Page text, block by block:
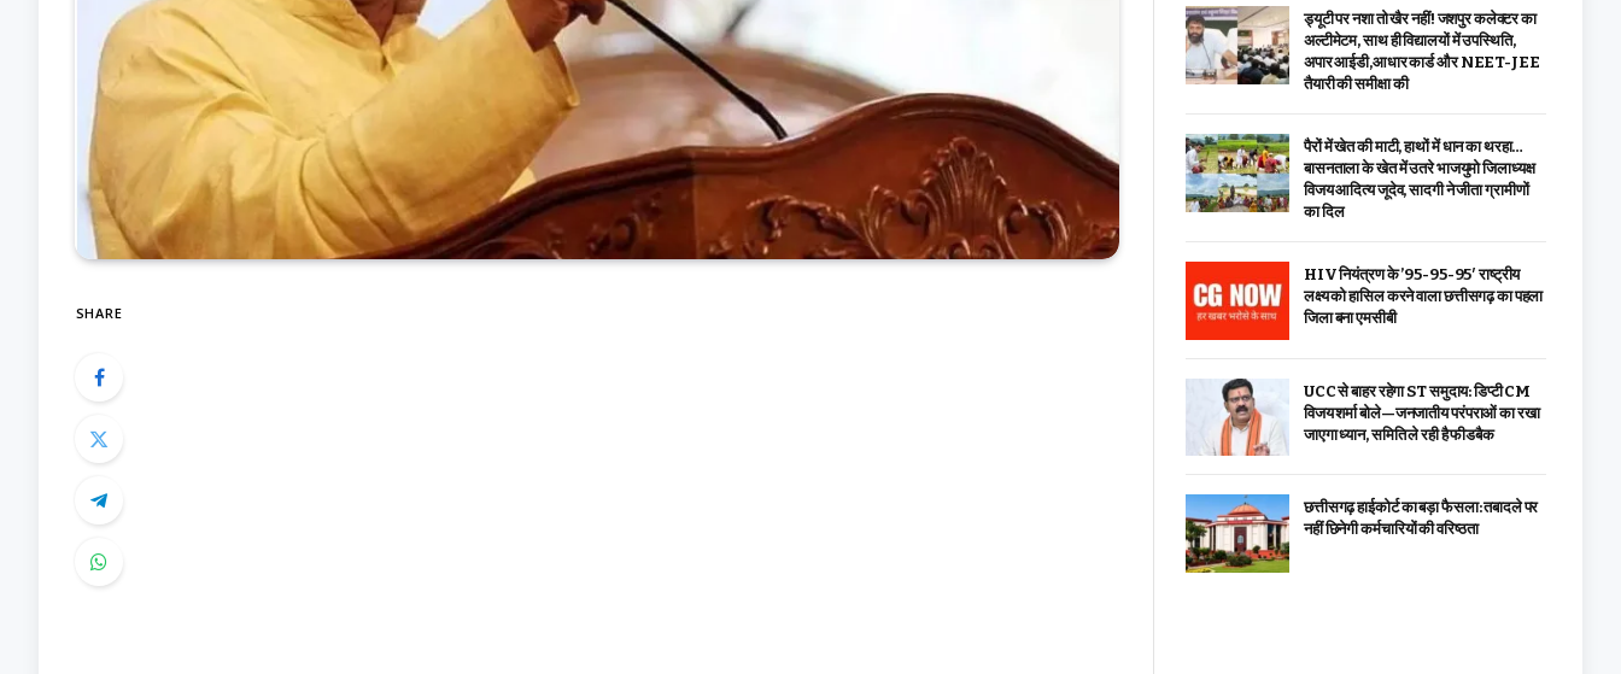
SHARE
ड्यूटी पर नशा तो खैर नहीं! जशपुर कलेक्टर का
अल्टीमेटम, साथ ही विद्यालयों में उपस्थिति,
अपार आईडी,आधार कार्ड और NEET-JEE
तैयारी की समीक्षा की
पैरों में खेत की माटी, हाथों में धान का थरहा…
बासनताला के खेत में उतरे भाजयुमो जिलाध्यक्ष
विजय आदित्य जूदेव, सादगी ने जीता ग्रामीणों
का दिल
HIV नियंत्रण के ’95-95-95′ राष्ट्रीय
लक्ष्य को हासिल करने वाला छत्तीसगढ़ का पहला
जिला बना एमसीबी
UCC से बाहर रहेगा ST समुदाय: डिप्टी CM
विजय शर्मा बोले—जनजातीय परंपराओं का रखा
जाएगा ध्यान, समिति ले रही है फीडबैक
छत्तीसगढ़ हाईकोर्ट का बड़ा फैसला: तबादले पर
नहीं छिनेगी कर्मचारियों की वरिष्ठता